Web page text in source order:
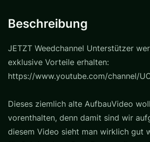
Beschreibung
JETZT Weedchannel Unterstützer
exklusive Vorteile erhalten:
https://www.youtube.com/channel/
Dieses ziemlich alte AufbauVideo
vorenthalten, denn damit sind wir
diesem Video sieht man wirklich gut